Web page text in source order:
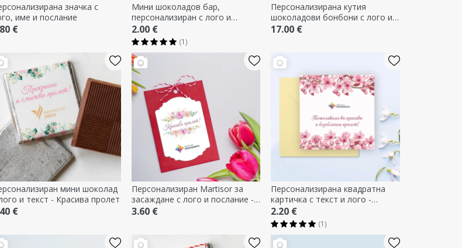
значка с
име и послание
€
Мини шоколадов бар,
персонализиран с лого и
послание - Прекрасна пролет
2.00 €
(1)
Персонализирана кутия
шоколадови бонбони с лого и
послание
17.00 €
мини шоколад
и текст - Красива пролет
€
Персонализиран Martisor за
засаждане с лого и послание -
Прекрасна пролет!
3.60 €
Персонализирана квадратна
картичка с текст и лого -
Пролет
2.20 €
(1)